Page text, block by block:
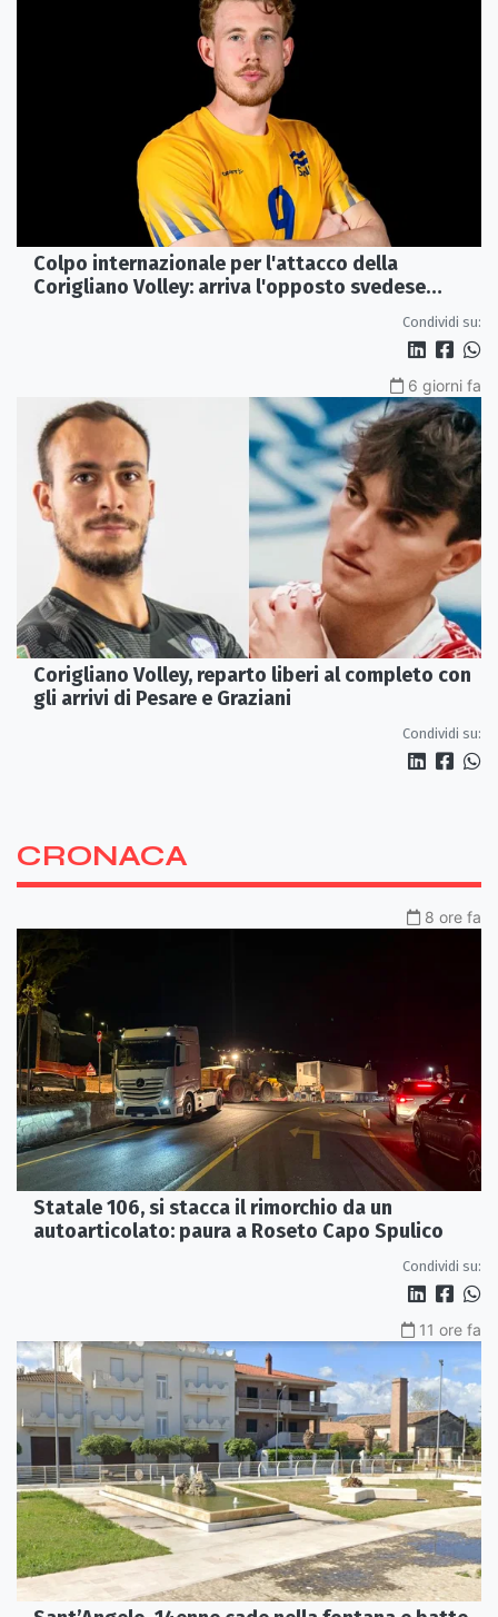
Colpo internazionale per l'attacco della
Corigliano Volley: arriva l'opposto svedese
Condividi su:
6 giorni fa
Corigliano Volley, reparto liberi al completo con
gli arrivi di Pesare e Graziani
Condividi su:
CRONACA
8 ore fa
Statale 106, si stacca il rimorchio da un
autoarticolato: paura a Roseto Capo Spulico
Condividi su:
11 ore fa